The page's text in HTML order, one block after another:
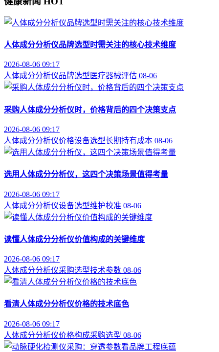
人体成分分析仪品牌选型时需关注的核心技术维度
2026-08-06 09:17
人体成分分析仪品牌选型 医疗器械评估 08-06
采购人体成分分析仪时，价格背后的四个决策支点
2026-08-06 09:17
人体成分分析仪价格设备选型长期持有成本 08-06
选用人体成分分析仪，这四个决策场景值得考量
2026-08-06 09:17
人体成分分析仪设备选型维护校准 08-06
读懂人体成分分析仪价值构成的关键维度
2026-08-06 09:17
人体成分分析仪采购选型技术参数 08-06
看清人体成分分析仪价格的技术底色
2026-08-06 09:17
人体成分分析仪价格构成采购选型 08-06